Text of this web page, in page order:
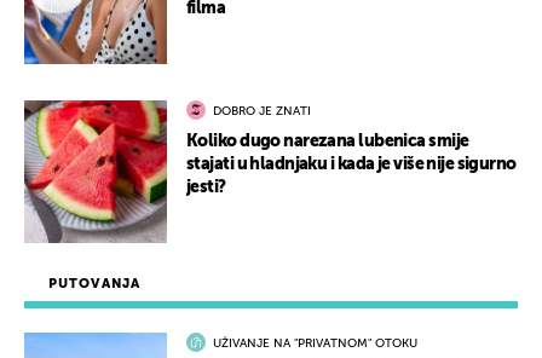
PUTOVANJA
UŽIVANJE NA "PRIVATNOM" OTOKU
filma
DOBRO JE ZNATI
Koliko dugo narezana lubenica smije
stajati u hladnjaku i kada je više nije sigurno
jesti?